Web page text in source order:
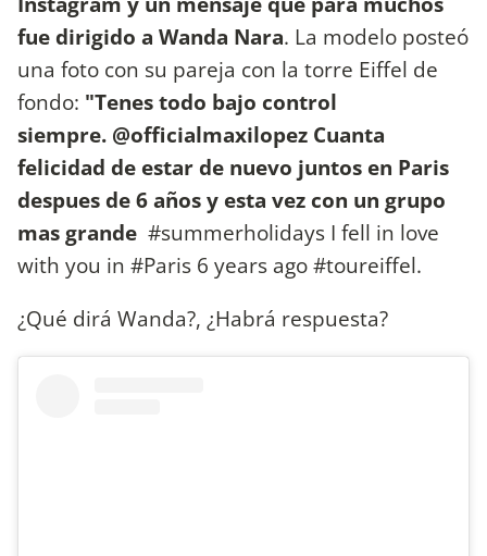
fue dirigido a Wanda Nara. La modelo posteó
una foto con su pareja con la torre Eiffel de
fondo: "Tenes todo bajo control
siempre. @officialmaxilopez Cuanta
felicidad de estar de nuevo juntos en Paris
despues de 6 años y esta vez con un grupo
mas grande #summerholidays I fell in love
with you in #Paris 6 years ago #toureiffel.
¿Qué dirá Wanda?, ¿Habrá respuesta?